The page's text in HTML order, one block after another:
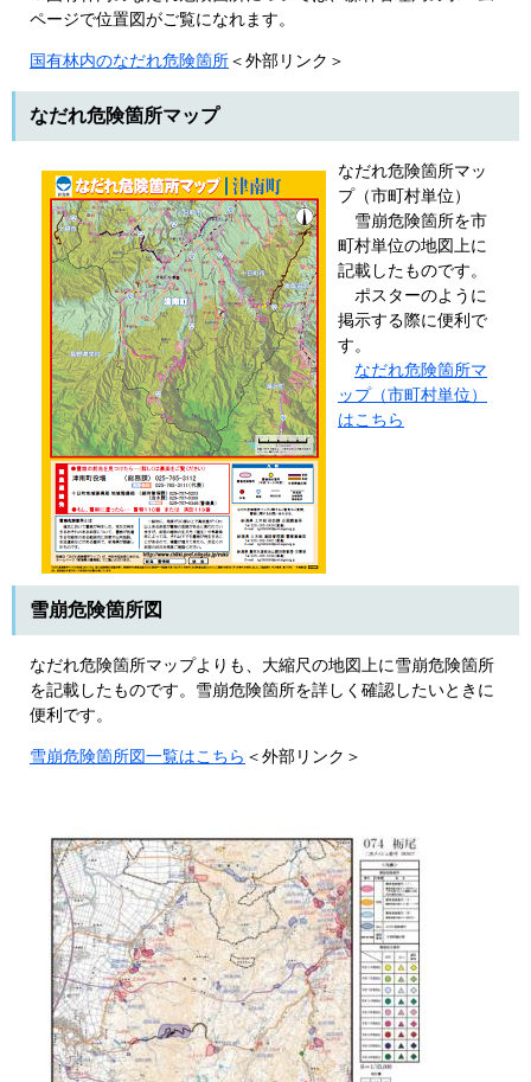
ページで位置図がご覧になれます。
国有林内のなだれ危険箇所＜外部リンク＞
なだれ危険箇所マップ
なだれ危険箇所マッ
プ（市町村単位）
雪崩危険箇所を市
町村単位の地図上に
記載したものです。
ポスターのように
掲示する際に便利で
す。
なだれ危険箇所マ
ップ（市町村単位）
はこちら
雪崩危険箇所図
なだれ危険箇所マップよりも、大縮尺の地図上に雪崩危険箇所
を記載したものです。雪崩危険箇所を詳しく確認したいときに
便利です。
雪崩危険箇所図一覧はこちら ＜外部リンク＞